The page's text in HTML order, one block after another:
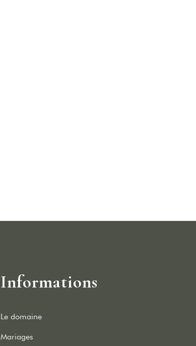
Informations
Le domaine
Mariages